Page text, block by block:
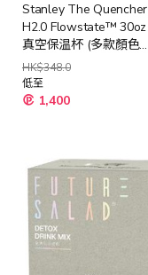
Stanley The Quencher
H2.0 Flowstate™ 30oz
真空保温杯 (多款顏色選
項)
HK$348.0
低至
1,400